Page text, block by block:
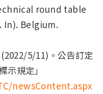
round table
Belgium.
5/11)。公告訂定
示規定」
newsContent.aspx